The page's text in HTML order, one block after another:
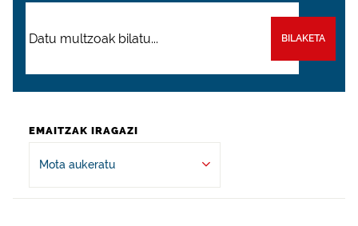
BILAKETA
EMAITZAK IRAGAZI
Mota aukeratu